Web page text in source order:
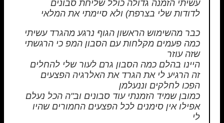
עשיתי הזמנה גדולה כולל שליחת סבונים
לדודות שלי בצרפת) ולא סיימתי את המלאי
כבר מהשימוש הראשון הגוף נרגע מהגרד עשיתי
כמה פעמים מקלחות עם הסבון המפ כי הרגשתי
שזה עוזר
היינו בהלם כמה הסבון גרם לעור שלי להחלים
זה הרגיע לי את הגרד את האלרגיה הפצעים
הפכו לחלקים וננעלמן
כמובן שמיד הזמנתי עוד סבונים וב"ה הכל נעלם
אפילו אין סימנים לכל הפצעים החמורים שהיו
לי